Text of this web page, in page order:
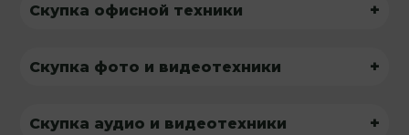
Скупка офисной техники +
Скупка фото и видеотехники +
Скупка аудио и видеотехники +